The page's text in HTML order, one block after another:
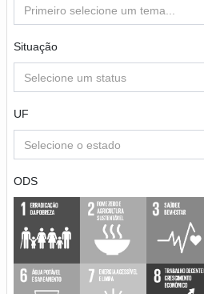
Primeiro selecione um tema...
Situação
Selecione um status
UF
Selecione o estado
ODS